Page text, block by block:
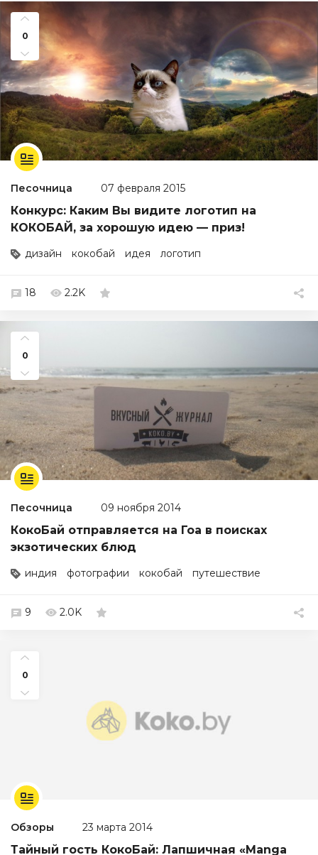
0
Песочница 07 февраля 2015
Конкурс: Каким Вы видите логотип на
КОКОБАЙ, за хорошую идею — приз!
дизайн кокобай идея логотип
18 2.2K
0
Песочница 09 ноября 2014
КокоБай отправляется на Гоа в поисках
экзотических блюд
индия фотографии кокобай путешествие
9 2.0K
0
Обзоры 23 марта 2014
Тайный гость КокоБай: Лапшичная «Manga